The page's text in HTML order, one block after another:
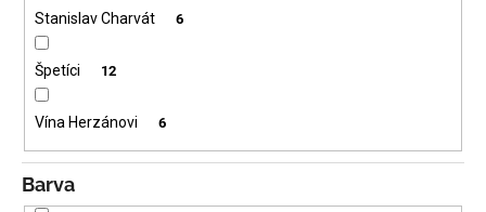
Stanislav Charvát 6
Špetíci 12
Vína Herzánovi 6
Barva